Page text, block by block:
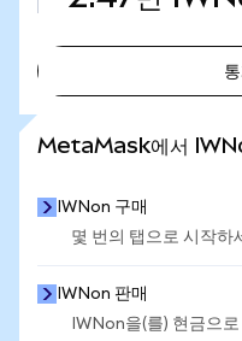
MetaMask에서
IWNon 구매
몇 번의 탭으로 시작하
IWNon 판매
IWNon을(를) 현금으